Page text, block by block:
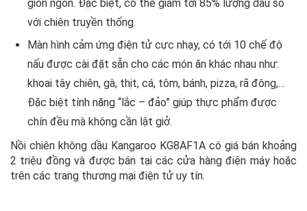
giòn ngon. Đặc biệt, có thể giảm tới 85% lượng dầu so
với chiên truyền thống.
Màn hình cảm ứng điện tử cực nhạy, có tới 10 chế độ
nấu được cài đặt sẵn cho các món ăn khác nhau như:
khoai tây chiên, gà, thịt, cá, tôm, bánh, pizza, rã đông,…
Đặc biệt tính năng “lắc – đảo” giúp thực phẩm được
chín đều mà không cần lật giở.
Nồi chiên không dầu Kangaroo KG8AF1A có giá bán khoảng
2 triệu đồng và được bán tại các cửa hàng điện máy hoặc
trên các trang thương mại điện tử uy tín.